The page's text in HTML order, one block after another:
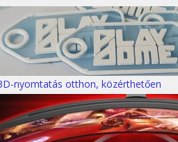
nyomtatás otthon, közérthetően